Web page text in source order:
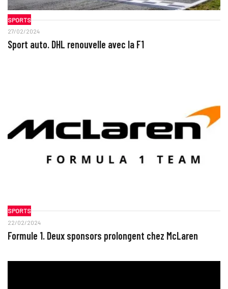
SPORTS
27/02/2024
Sport auto. DHL renouvelle avec la F1
SPORTS
22/02/2024
Formule 1. Deux sponsors prolongent chez McLaren